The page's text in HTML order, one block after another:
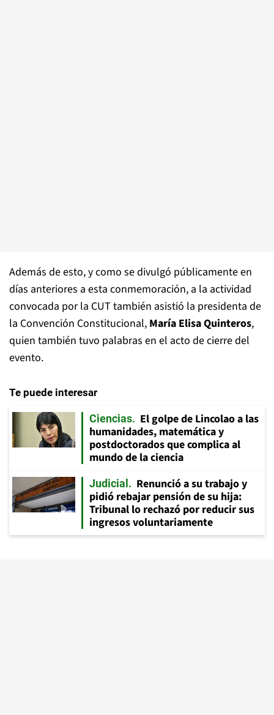
Además de esto, y como se divulgó públicamente en
días anteriores a esta conmemoración, a la actividad
convocada por la CUT también asistió la presidenta de
la Convención Constitucional, María Elisa Quinteros,
quien también tuvo palabras en el acto de cierre del
evento.
Te puede interesar
Ciencias
El golpe de Lincolao a las
humanidades, matemática y
postdoctorados que complica al
mundo de la ciencia
Judicial
Renunció a su trabajo y
pidió rebajar pensión de su hija:
Tribunal lo rechazó por reducir sus
ingresos voluntariamente